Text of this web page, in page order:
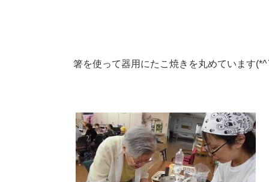
箸を使って器用にたこ焼きを丸めています